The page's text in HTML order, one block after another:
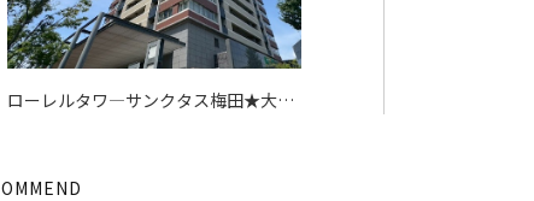
ローレルタワ―サンクタス梅田★大阪